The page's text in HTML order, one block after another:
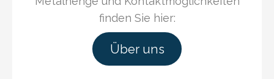
finden Sie hier:
Über uns